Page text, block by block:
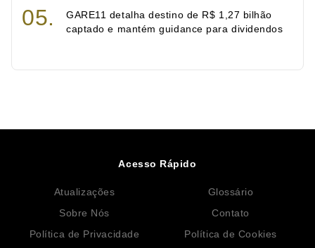
GARE11 detalha destino de R$ 1,27 bilhão
captado e mantém guidance para dividendos
Acesso Rápido
Atualizações
Glossário
Sobre Nós
Contato
Política de Privacidade
Política de Cookies